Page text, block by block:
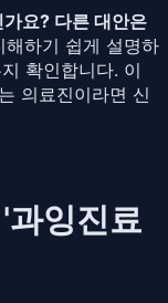
요? 다른 대안은
하기 쉽게 설명하
확인합니다. 이
의료진이라면 신
과잉진료